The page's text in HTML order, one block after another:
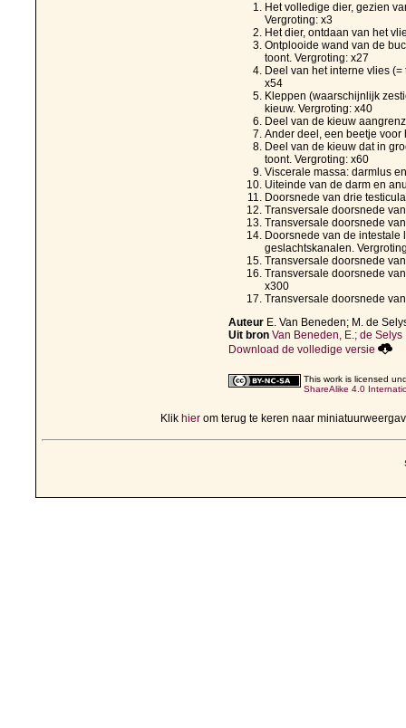
Het volledige dier, gezien
Vergroting: x3
Het dier, ontdaan van het
Ontplooide wand van de
toont. Vergroting: x27
Deel van het interne vlies
x54
Kleppen (waarschijnlijk
kieuw. Vergroting: x40
Deel van de kieuw
Ander deel, een beetje voor
Deel van de kieuw dat in
toont. Vergroting: x60
Viscerale massa: darmlus
Uiteinde van de darm en
Doorsnede van drie
Transversale doorsnede
Transversale doorsnede
Doorsnede van de intestale
geslachtskanalen.
Transversale doorsnede
Transversale doorsnede
x300
Transversale doorsnede
Auteur E. Van Beneden; M. de
Uit bron Van Beneden, E.; de
Download de volledige versie
This work is licensed
ShareAlike 4.0
Klik hierom terug te keren naar